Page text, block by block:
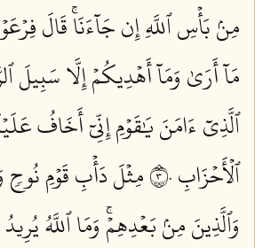
مِنۢ بَأۡسِ ٱللَّهِ إِن جَآءَنَاۚ قَالَ
مَآ أَرَىٰ وَمَآ أَهۡدِيكُمۡ إِلَّا سَبِيلَ
ٱلَّذِيٓ ءَامَنَ يَٰقَوۡمِ إِنِّيٓ أَخَافُ
ٱلۡأَحۡزَابِ ٣٠
مِثۡلَ دَأۡبِ قَوۡمِ نُوحٖ
وَٱلَّذِينَ مِنۢ بَعۡدِهِمۡۚ وَمَا ٱللَّهُ يُرِيدُ